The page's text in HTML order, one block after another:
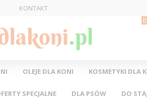
KONTAKT
OLEJE DLA KONI KOSMETYKI DLA
SPECJALNE DLA PSÓW DO